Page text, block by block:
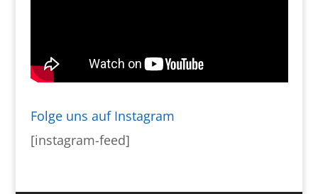
Folge uns auf Instagram
[instagram-feed]